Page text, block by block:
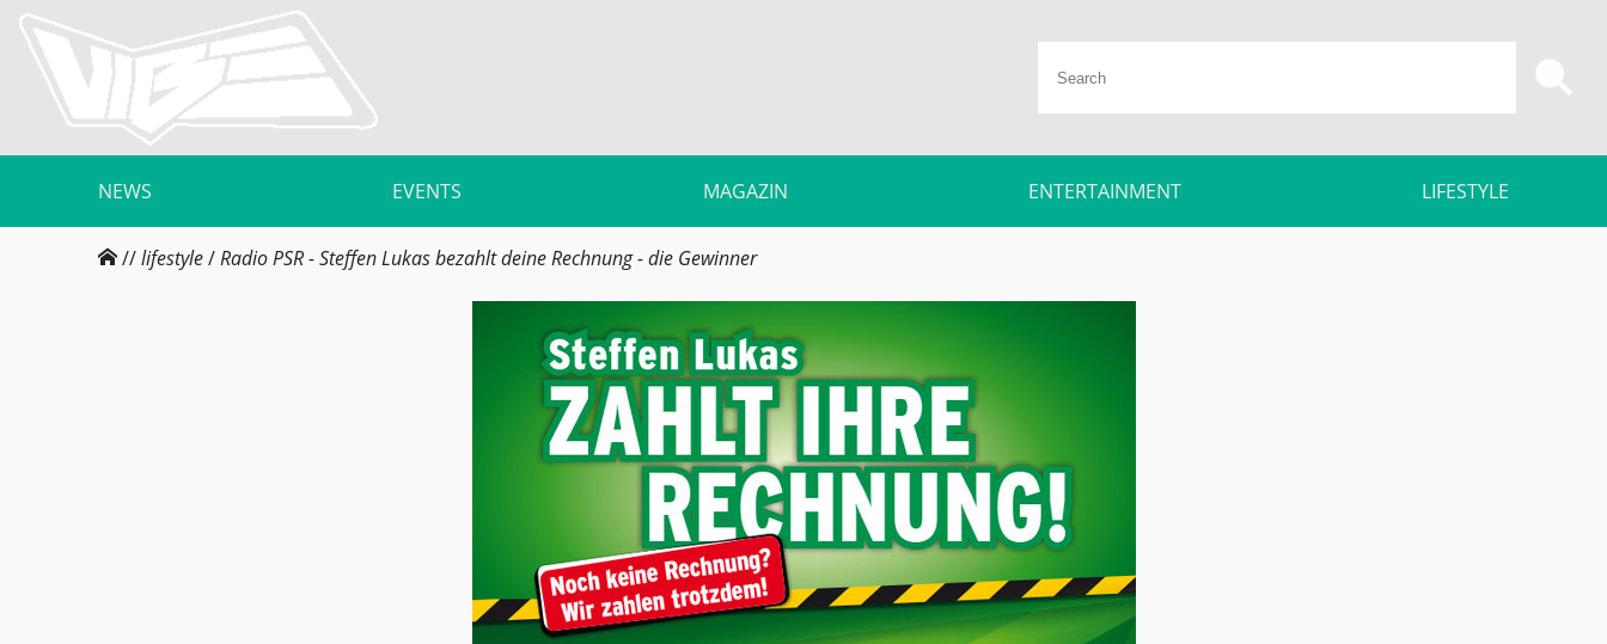
NEWS EVENTS MAGAZIN ENTERTAINMENT LIFESTYLE
//lifestyle/Radio PSR - Steffen Lukas bezahlt deine Rechnung - die Gewinner